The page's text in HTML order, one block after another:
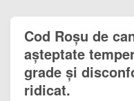
Cod Roșu de
așteptate
grade și
ridicat.